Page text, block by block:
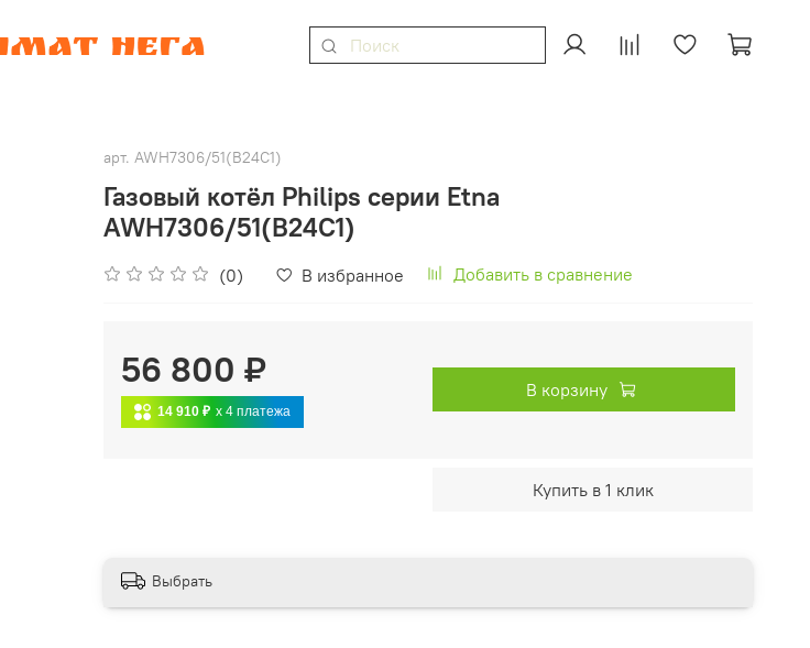
арт. AWH7306/51(B24C1)
Газовый котёл Philips серии Etna
AWH7306/51(B24C1)
(0) В избранное Добавить в сравнение
56 800 ₽
14 910 ₽ x 4 платежа
В корзину
Купить в 1 клик
Выбрать